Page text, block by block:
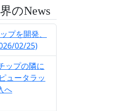
のNews
プを開発、
02/25)
ップの隣に
ュータラッ
へ